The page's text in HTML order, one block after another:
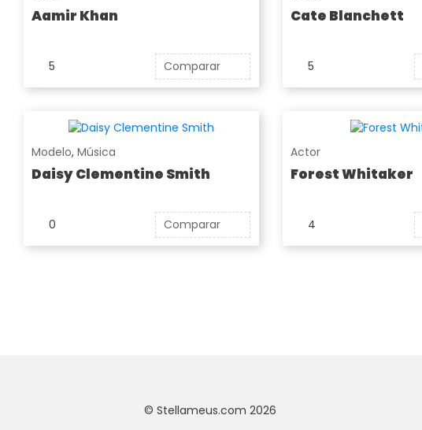
Aamir Khan
5 Comparar
Cate Blanchett
5
Modelo, Música
Daisy Clementine Smith
0 Comparar
Actor
Forest Whitaker
4
© Stellameus.com 2026